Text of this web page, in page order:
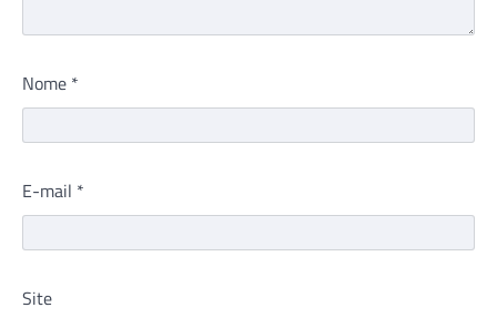
Nome *
E-mail *
Site